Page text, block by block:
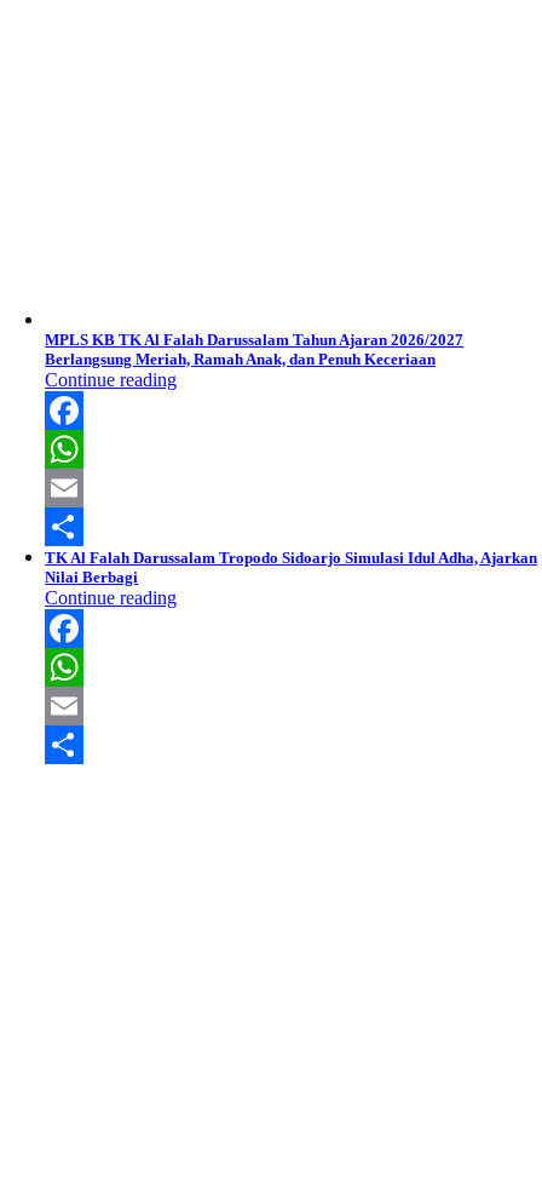
MPLS KB TK Al Falah Darussalam Tahun Ajaran 2026/2027
Berlangsung Meriah, Ramah Anak, dan Penuh Keceriaan
Continue reading
Facebook
WhatsApp
Email
Share
TK Al Falah Darussalam Tropodo Sidoarjo Simulasi Idul Adha, Ajarkan
Nilai Berbagi
Continue reading
Facebook
WhatsApp
Email